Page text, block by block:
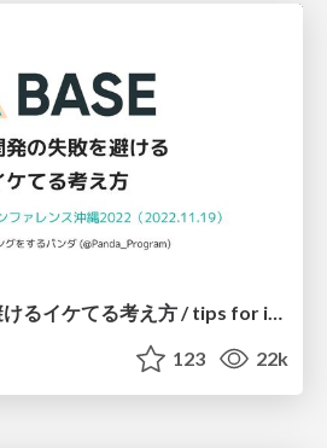
個人開発の失敗を避けるイケてる考え方 / tips for indie hackers
123 22k